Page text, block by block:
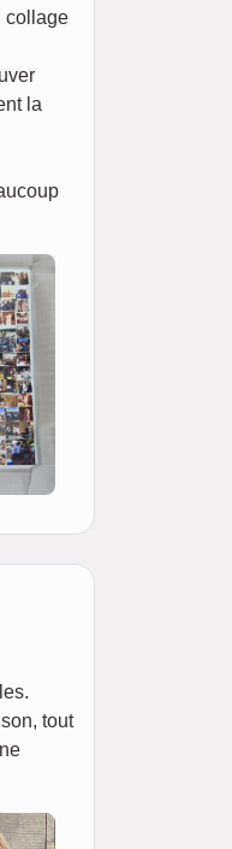
collage
la
tout